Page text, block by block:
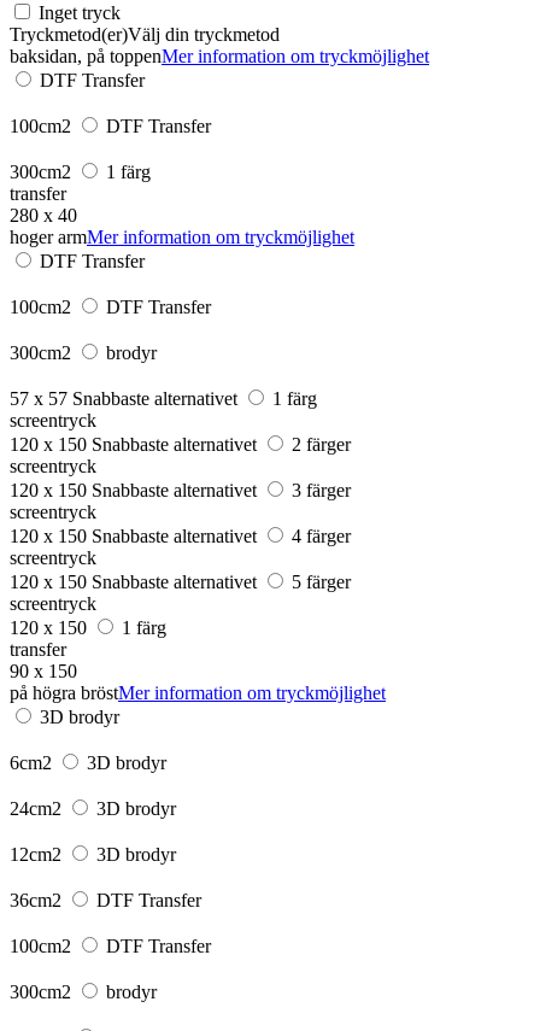
Inget tryck
Tryckmetod(er)Välj din tryckmetod
baksidan, på toppenMer information om tryckmöjlighet
DTF Transfer
100cm2 DTF Transfer
300cm2
1 färg
transfer
280 x 40
hoger armMer information om tryckmöjlighet
DTF Transfer
100cm2 DTF Transfer
300cm2 brodyr
57 x 57 Snabbaste alternativet
1 färg
screentryck
120 x 150 Snabbaste alternativet
2 färger
screentryck
120 x 150 Snabbaste alternativet
3 färger
screentryck
120 x 150 Snabbaste alternativet
4 färger
screentryck
120 x 150 Snabbaste alternativet
5 färger
screentryck
120 x 150
1 färg
transfer
90 x 150
på högra bröstMer information om tryckmöjlighet
3D brodyr
6cm2 3D brodyr
24cm2 3D brodyr
12cm2 3D brodyr
36cm2 DTF Transfer
100cm2 DTF Transfer
300cm2 brodyr